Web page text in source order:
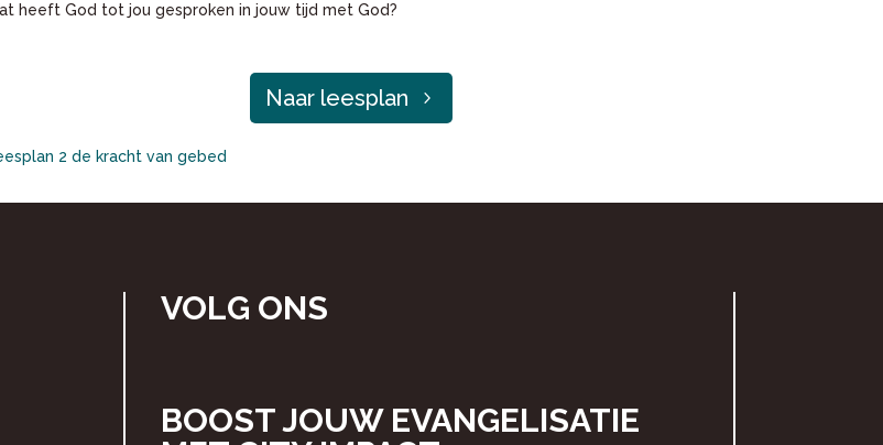
heeft God tot jou gesproken in jouw tijd met God?
Naar leesplan
VOLG ONS
BOOST JOUW EVANGELISATIE